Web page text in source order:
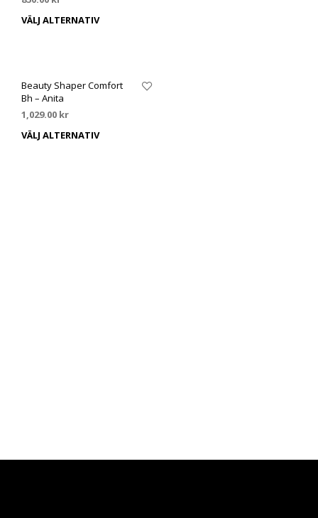
VÄLJ ALTERNATIV
Beauty Shaper Comfort
Bh – Anita
1,029.00 kr
VÄLJ ALTERNATIV